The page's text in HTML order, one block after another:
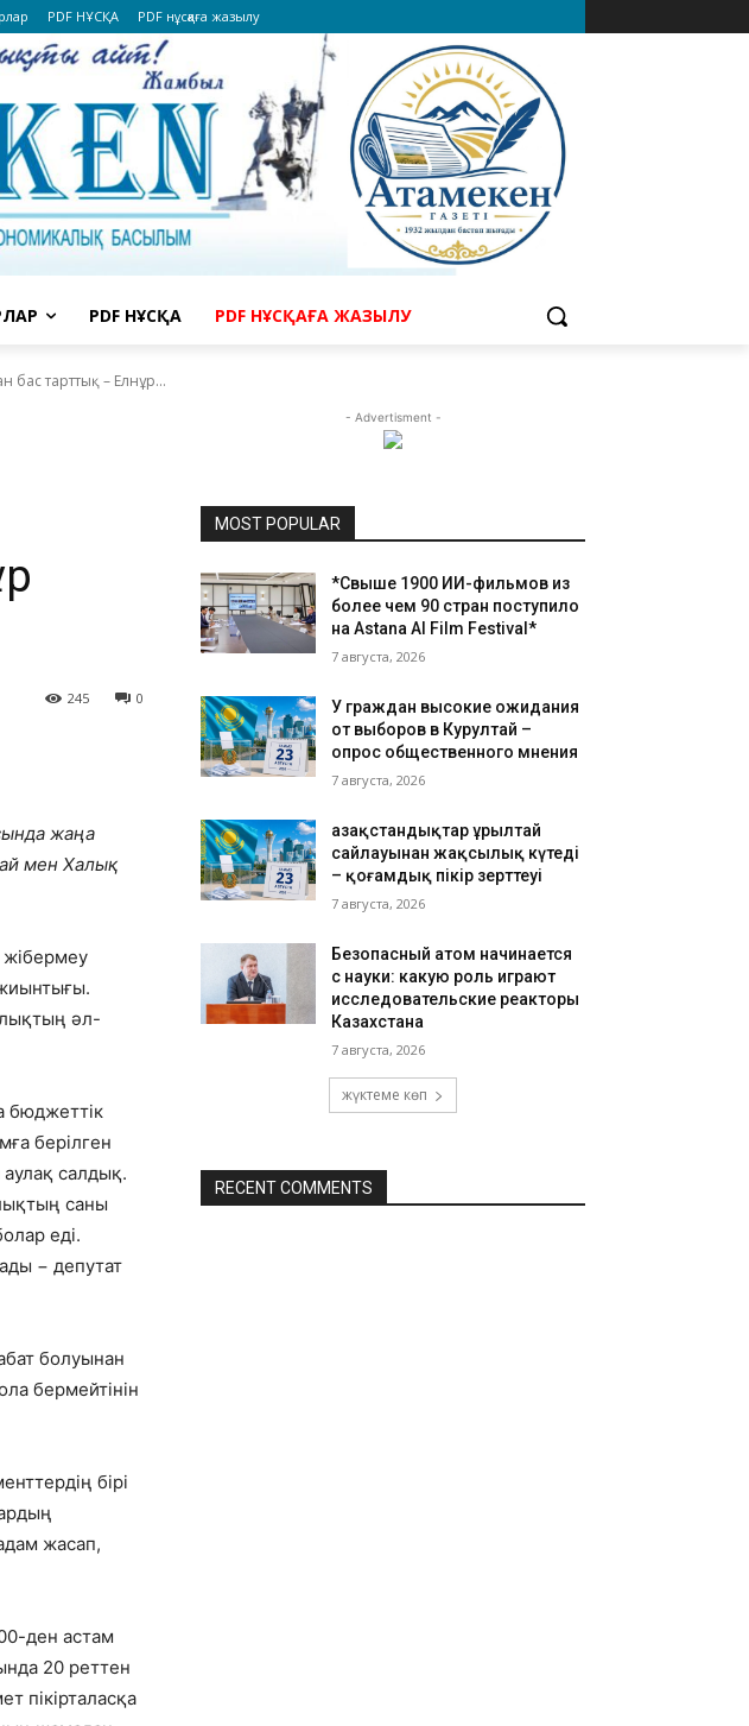
PDF НҰСҚА PDF нұсқаға жазылу
PDF НҰСҚА PDF НҰСҚАҒА ЖАЗЫЛУ
тарттық – Елнұр...
0
245
жаңа
мен Халық
жібермеу
әл-
бюджеттік
берілген
салдық.
саны
еді.
− депутат
болуынан
бермейтінін
бірі
жасап,
ден астам
20 реттен
пікірталасқа
- Advertisment -
MOST POPULAR
*Свыше 1900 ИИ-фильмов из
более чем 90 стран поступило
на Astana AI Film Festival*
7 августа, 2026
У граждан высокие ожидания
от выборов в Курултай –
опрос общественного мнения
7 августа, 2026
Қазақстандықтар Құрылтай
сайлауынан жақсылық күтеді
– қоғамдық пікір зерттеуі
7 августа, 2026
Безопасный атом начинается
с науки: какую роль играют
исследовательские реакторы
Казахстана
7 августа, 2026
жүктеме көп
RECENT COMMENTS